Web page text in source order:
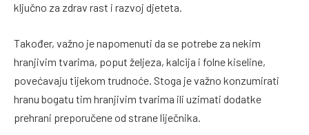
ključno za zdrav rast i razvoj djeteta.
Također, važno je napomenuti da se potrebe za nekim
hranjivim tvarima, poput željeza, kalcija i folne kiseline,
povećavaju tijekom trudnoće. Stoga je važno konzumirati
hranu bogatu tim hranjivim tvarima ili uzimati dodatke
prehrani preporučene od strane liječnika.